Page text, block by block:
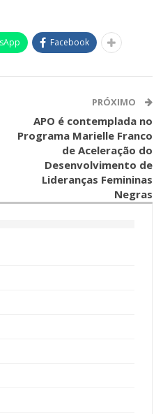
Facebook
PRÓXIMO
APO é contemplada no
Programa Marielle Franco
de Aceleração do
Desenvolvimento de
Lideranças Femininas
Negras